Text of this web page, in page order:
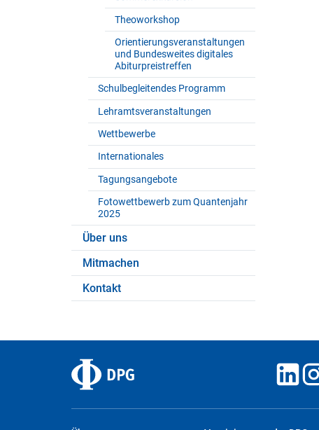
Theoworkshop
Orientierungsveranstaltungen
und Bundesweites digitales
Abiturpreistreffen
Schulbegleitendes Programm
Lehramtsveranstaltungen
Wettbewerbe
Internationales
Tagungsangebote
Fotowettbewerb zum Quantenjahr
2025
Über uns
Mitmachen
Kontakt